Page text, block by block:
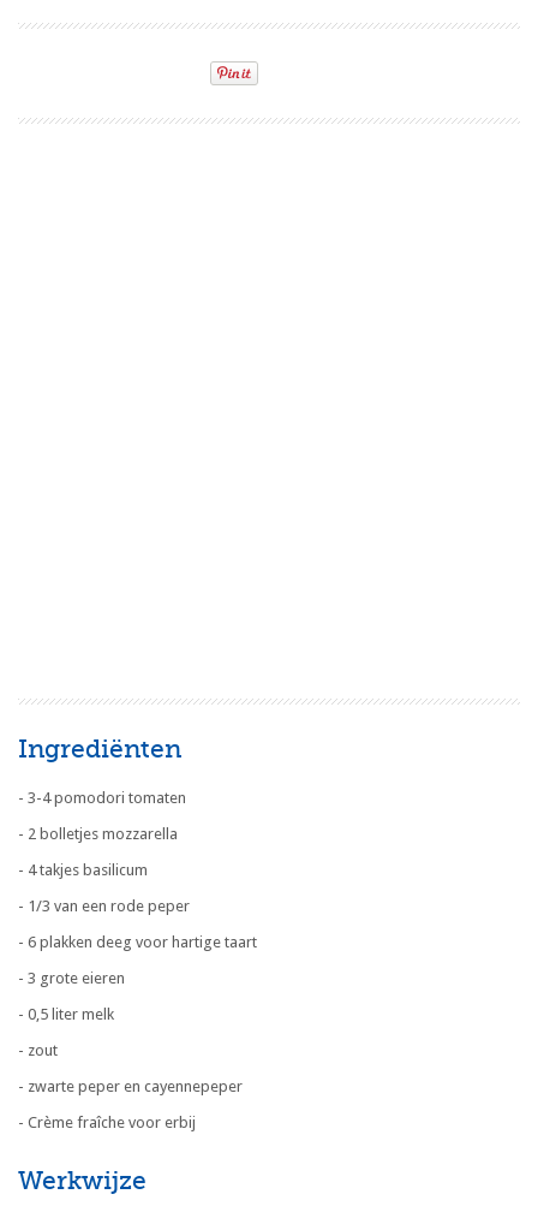
Ingrediënten
- 3-4 pomodori tomaten
- 2 bolletjes mozzarella
- 4 takjes basilicum
- 1/3 van een rode peper
- 6 plakken deeg voor hartige taart
- 3 grote eieren
- 0,5 liter melk
- zout
- zwarte peper en cayennepeper
- Crème fraîche voor erbij
Werkwijze